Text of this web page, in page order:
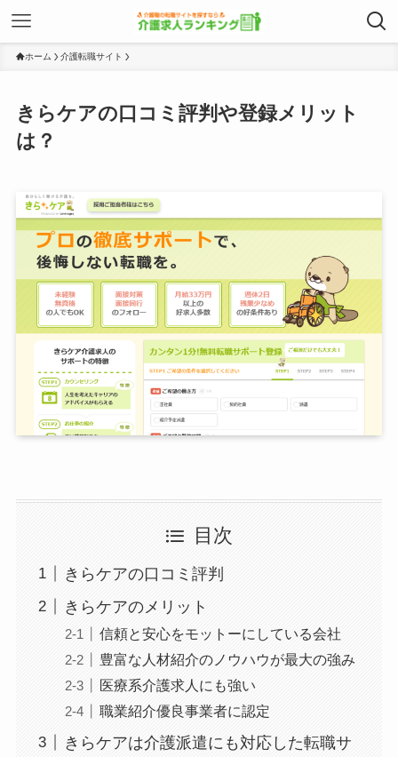
ホーム 介護転職サイト
きらケアの口コミ評判や登録メリット
は？
目次
きらケアの口コミ評判
きらケアのメリット
信頼と安心をモットーにしている会社
豊富な人材紹介のノウハウが最大の強み
医療系介護求人にも強い
職業紹介優良事業者に認定
きらケアは介護派遣にも対応した転職サ